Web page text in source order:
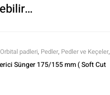
Orbital padleri, Pedler, Pedler ve Keçeler,
Ürünler,Tüm Ürünler
Sünger 175/155 mm ( Soft Cut